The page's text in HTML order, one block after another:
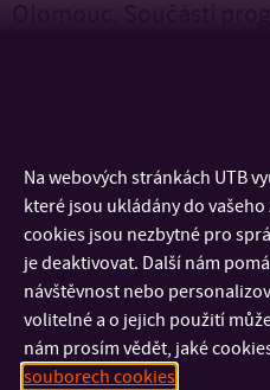
zazářila v rámci závodu
Děkujeme všem za výbornou
dosaženým výsledkům!
Na webových stránkách UTB
které jsou ukládány do
cookies jsou nezbytné pro
je deaktivovat. Další nám
návštěvnost nebo
volitelné a o jejich použití
nám prosím vědět, jaké
souborech cookies